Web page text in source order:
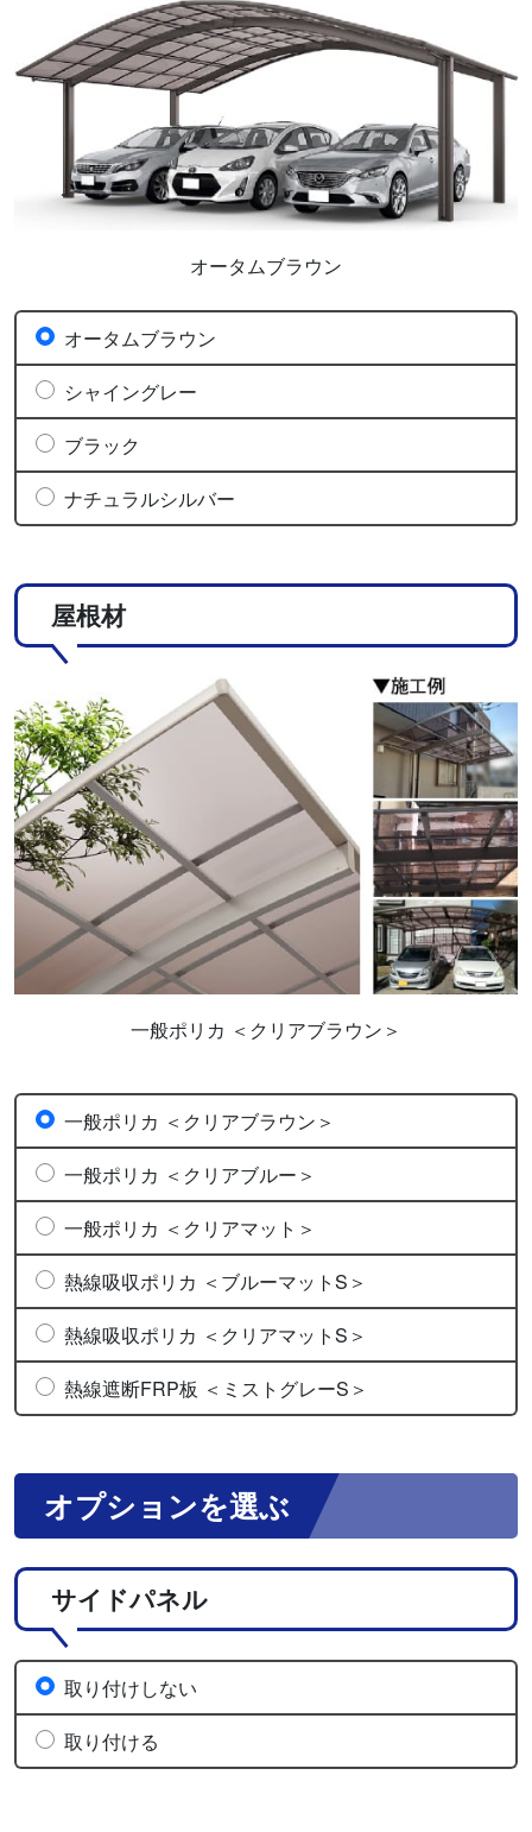
オータムブラウン
オータムブラウン
シャイングレー
ブラック
ナチュラルシルバー
屋根材
一般ポリカ ＜クリアブラウン＞
一般ポリカ ＜クリアブラウン＞
一般ポリカ ＜クリアブルー＞
一般ポリカ ＜クリアマット＞
熱線吸収ポリカ ＜ブルーマットS＞
熱線吸収ポリカ ＜クリアマットS＞
熱線遮断FRP板 ＜ミストグレーS＞
オプションを選ぶ
サイドパネル
取り付けしない
取り付ける